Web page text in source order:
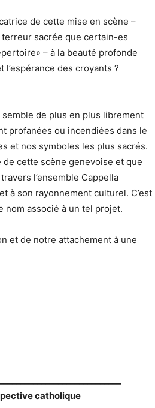
de cette mise en scène –
sacrée que certain-es
– à la beauté profonde
des croyants ?
de plus en plus librement
profanées ou incendiées dans le
et nos symboles les plus sacrés.
cette scène genevoise et que
l’ensemble Cappella
à son rayonnement culturel. C’est
nom associé à un tel projet.
et de notre attachement à une
catholique